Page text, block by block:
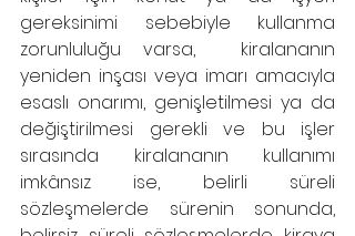
gereksinimi sebebiyle kullanma
zorunluluğu varsa,  kiralananın
yeniden inşası veya imarı amacıyla
esaslı onarımı, genişletilmesi ya da
değiştirilmesi gerekli ve bu işler
sırasında kiralananın kullanımı
imkânsız ise, belirli süreli
sözleşmelerde sürenin sonunda,